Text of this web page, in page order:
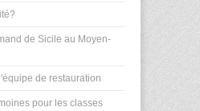
de Sicile au Moyen-
de restauration
pour les classes